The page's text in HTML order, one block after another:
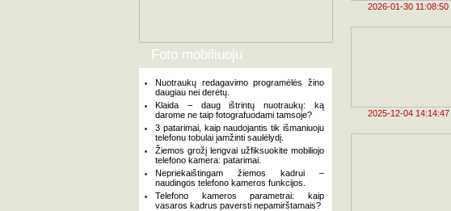
Foto mobiliuoju
Nuotraukų redagavimo programėlės žino
daugiau nei derėtų.
Klaida – daug ištrintų nuotraukų: ką
darome ne taip fotografuodami tamsoje?
3 patarimai, kaip naudojantis tik išmaniuoju
telefonu tobulai įamžinti saulėlydį.
Žiemos grožį lengvai užfiksuokite mobiliojo
telefono kamera: patarimai.
Nepriekaištingam žiemos kadrui –
naudingos telefono kameros funkcijos.
Telefono kameros parametrai: kaip
vasaros kadrus paversti nepamirštamais?
2026-01-30 11:08:50
2025-12-04 14:14:47